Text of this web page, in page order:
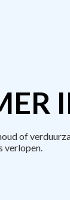
of
verlopen.